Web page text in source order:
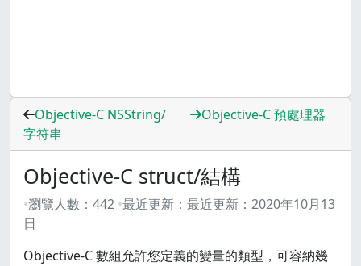
Objective-C NSString/
字符串
Objective-C 預處理器
Objective-C struct/結構
瀏覽人數： 442 最近更新： 最近更新： 2020年10月13
日
Objective-C 數組允許您定義的變量的類型，可容納幾